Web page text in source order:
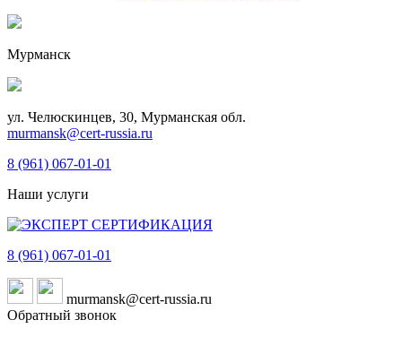
Мурманск
ул. Челюскинцев, 30, Мурманская обл.
murmansk@cert-russia.ru
8 (961) 067-01-01
Наши услуги
8 (961) 067-01-01
murmansk@cert-russia.ru
Обратный звонок